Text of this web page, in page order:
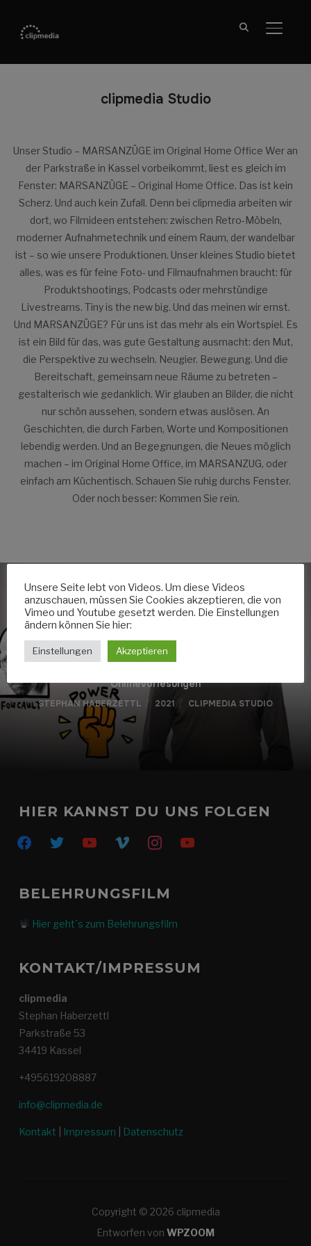
clipmedia Studio
Unser Studio – MARSANZÜGE im Original Home Office Wer an
der Parkstraße in Kassel vorbeikommt, liest es gleich im
Fenster: MARSANZÜGE – Original Home Office. Das ist kein
Scherz. Und auch kein Zufall. Denn bei clipmedia arbeiten wir
dort, wo Filmideen entstehen: zwischen Retro-Möbeln,
moderner Aufnahmetechnik und einem Raum, der wandelbar
ist – so wie unsere Produktionen. Unser kleines Studio bietet
alles, was es für feine Foto- und Filmaufnahmen braucht: für
Produktshootings, Podcasts oder mehrstündige
Livestreams. Tiny is the new big. Und das meinen wir ernst.
Und MARSANZÜGE? Für uns ist das mehr als ein Wortspiel. Es
ist ein Bild für das, was gute Gestaltung ausmacht: den Mut,
die Perspektive zu wechseln. Neugier. Bewegung. Und die
Bereitschaft, gemeinsam neue Räume zu betreten –
gestalterisch wie gedanklich. Wir glauben an Bilder, die nicht
nur schön aussehen, sondern etwas auslösen. An
Geschichten, die durch Farben, Worte und Kompositionen
lebendig werden. Und an Begegnungen, die Neues möglich
machen – im Original Home Office, im MARSANZUG, oder
einfach am Küchentisch. Schauen Sie ruhig durchs Fenster.
Oder noch besser: Kommen Sie rein.
Onlinevorlesungen
STEPHAN HABERZETTL 2021 CLIPMEDIA STUDIO
HIER KANNST DU UNS FOLGEN
facebooktwitter youtube vimeo instagramyoutube
BELEHRUNGSFILM
Hier geht´s zum Belehrungsfilm
KONTAKT/IMPRESSUM
clipmedia
Stephan Haberzettl
Parkstraße 53
34419 Kassel
+495619208887
info@clipmedia.de
Kontakt Impressum Datenschutz
Copyright © 2026 clipmedia
Entworfen von WPZOOM
Unsere Seite lebt von Videos. Um diese Videos
anzuschauen, müssen Sie Cookies akzeptieren, die von
Vimeo und Youtube gesetzt werden. Die Einstellungen
ändern können Sie hier:
Einstellungen Akzeptieren